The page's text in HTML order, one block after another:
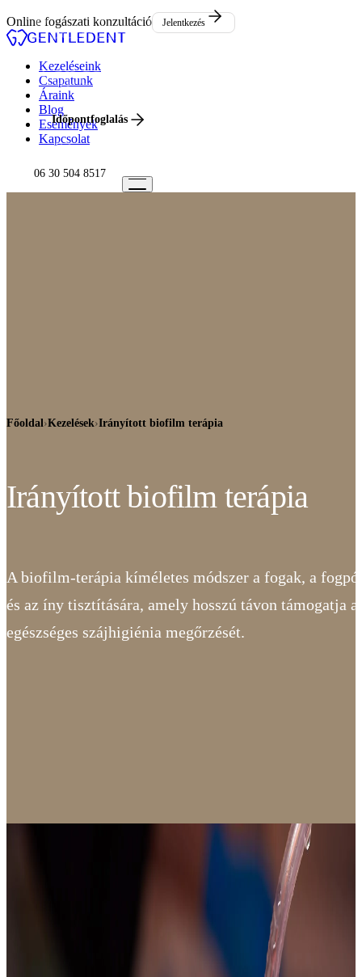
Online fogászati konzultáció Jelentkezés
Kezeléseink
Csapatunk
Áraink
Blog
Események
Kapcsolat
06 30 504 8517
Események
Kapcsolat
Időpontfoglalás
Főoldal›Kezelések›Irányított biofilm terápia
Irányított biofilm terápia
A biofilm-terápia kíméletes módszer a fogak, a
és az íny tisztítására, amely hosszú távon támogatja
egészséges szájhigiénia megőrzését.